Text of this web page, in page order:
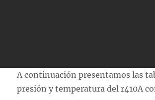
A continuación presentamos las
presión y temperatura del r410A